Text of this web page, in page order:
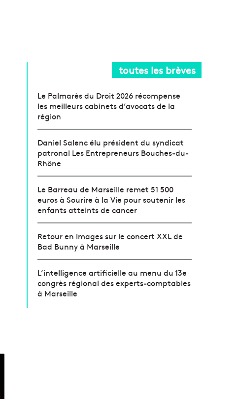
toutes les brèves
Le Palmarès du Droit 2026 récompense
les meilleurs cabinets d’avocats de la
région
Daniel Salenc élu président du syndicat
patronal Les Entrepreneurs Bouches-du-
Rhône
Le Barreau de Marseille remet 51 500
euros à Sourire à la Vie pour soutenir les
enfants atteints de cancer
Retour en images sur le concert XXL de
Bad Bunny à Marseille
L’intelligence artificielle au menu du 13e
congrès régional des experts-comptables
à Marseille